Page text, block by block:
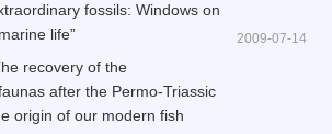
2009-07-14
fossils: Windows on
life”
recovery of the
after the Permo-Triassic
origin of our modern fish